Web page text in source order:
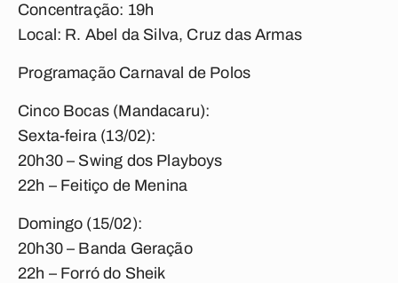
Concentração: 19h
Local: R. Abel da Silva, Cruz das Armas
Programação Carnaval de Polos
Cinco Bocas (Mandacaru):
Sexta-feira (13/02):
20h30 – Swing dos Playboys
22h – Feitiço de Menina
Domingo (15/02):
20h30 – Banda Geração
22h – Forró do Sheik